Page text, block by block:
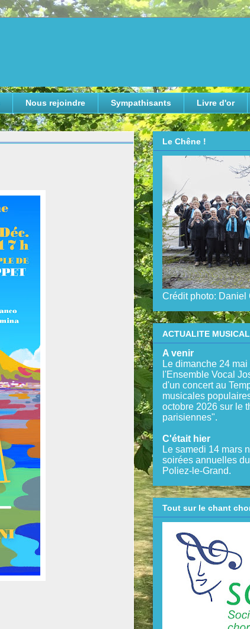
Nous rejoindre Sympathisants Livre d'or
Le Chêne !
Crédit photo: Daniel
ACTUALITE
A venir
Le dimanche 24
l'Ensemble Vocal
d'un concert au
musicales
octobre 2026 sur le
parisiennes".
C'était hier
Le samedi 14 mars
soirées annuelles
Poliez-le-Grand.
Tout sur le chant